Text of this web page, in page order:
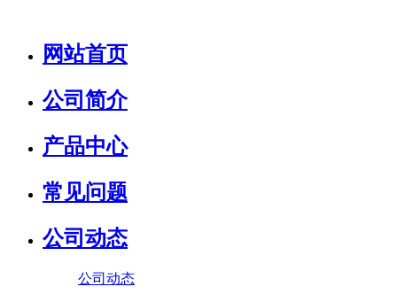
网站首页
公司简介
产品中心
常见问题
公司动态
公司动态